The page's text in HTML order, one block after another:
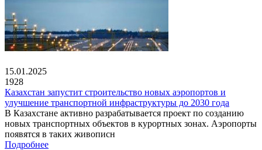
15.01.2025
1928
Казахстан запустит строительство новых аэропортов и
улучшение транспортной инфраструктуры до 2030 года
В Казахстане активно разрабатывается проект по созданию
новых транспортных объектов в курортных зонах. Аэропорты
появятся в таких живописн
Подробнее